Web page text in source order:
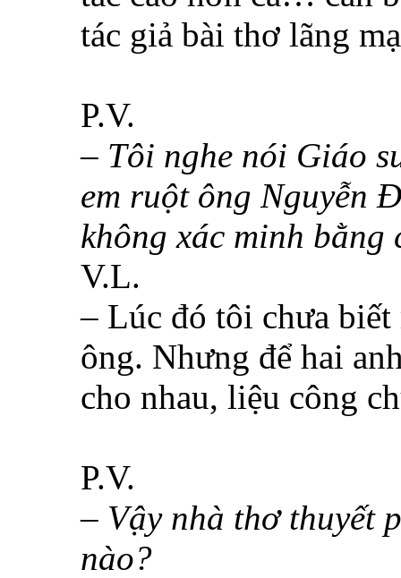
tác giả bài thơ lãng
P.V.
– Tôi nghe nói Giáo
em ruột ông Nguyễn
không xác minh
V.L.
– Lúc đó tôi chưa biết
ông. Nhưng để hai
cho nhau, liệu công
P.V.
– Vậy nhà thơ thuyết
nào?